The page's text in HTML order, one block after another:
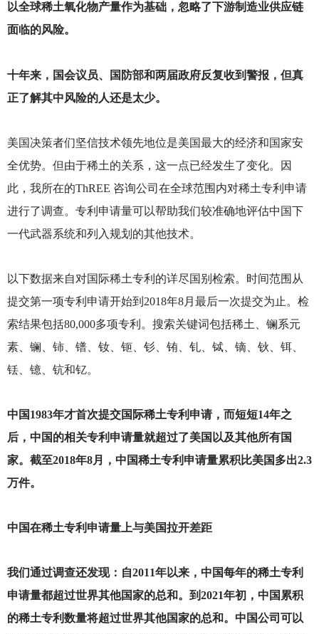
以全球稀土氧化物产量作为基础，忽略了下游制造业供应链
面临的风险。
十年来，国会议员、国防部和两届政府反复收到警报，但真
正了解其中风险的人还是太少。
美国决策者们坚信技术领先地位是美国最大的经济和国家安
全优势。但由于稀土的关系，这一点已经发生了变化。因
此，我所在的ThREE 咨询公司在全球范围内对稀土专利申请
进行了调查。专利申请量可以帮助我们较准确地评估中国下
一代武器系统和列入规划的其他技术。
以下数据来自对国际稀土专利的详尽国别检索。时间范围从
提交第一项专利申请开始到2018年8月最后一次提交为止。检
索结果包括80,000多项专利。搜索关键词包括稀土、镧系元
素、镧、铈、镨、钕、钷、钐、铕、钆、铽、镝、钬、铒、
铥、镱、钪和钇。
中国1983年才首次提交国际稀土专利申请，而短短14年之
后，中国的相关专利申请量就超过了美国以及其他所有国
家。截至2018年8月，中国稀土专利申请量累积比美国多出2.3
万件。
中国在稀土专利申请量上与美国拉开差距
我们通过调查还发现：自2011年以来，中国每年的稀土专利
申请量都超过世界其他国家的总和。到2021年初，中国累积
的稀土专利数量将超过世界其他国家的总和。中国公司可以